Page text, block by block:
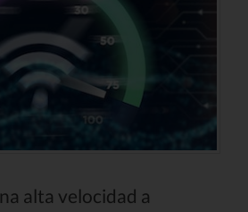
alta velocidad a